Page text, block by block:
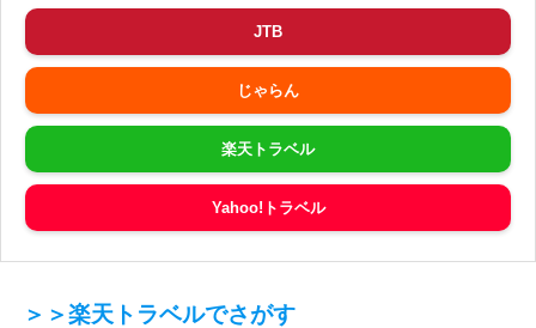
JTB
じゃらん
楽天トラベル
Yahoo!トラベル
＞＞楽天トラベルでさがす